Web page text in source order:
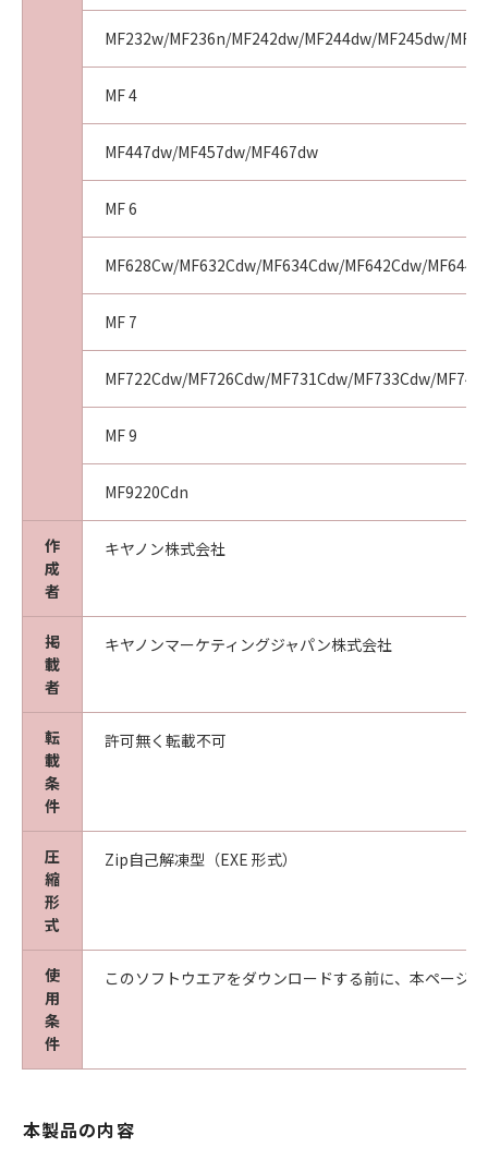
されない全ての損害をいいます。）について
も、一切の責任を負わないものとします。
約法に定める消費者契約に該当する場合であっ
て、「許諾ソフトウェア」の動作が実質的に仕
様に不一致の場合についてのキヤノン、キヤノ
ンの子会社、それらの販売代理店または販売店
並びにキヤノンのライセンサーのすべての責任
およびお客様の唯一の救済は、前項の規定にか
かわらず、当該不一致により生じた問題を解決
するための対応策の提示、対応策の実施または
「許諾ソフトウェア」の修正版の作成および提
れらの販売代理店または販売店並びにキヤノン
のライセンサーは、お客様による「許諾ソフト
ていない方法による使用が原因で当該問題が生
じた場合、前記の責任を負いません。ただし、
お客様とキヤノンとの間の本契約が消費者契約
法に定める消費者契約に該当する場合であっ
て、キヤノン、キヤノンの子会社、それらの販
売代理店または販売店並びにキヤノンのライセ
ンサーの故意または重過失による債務不履行ま
たは不法行為に起因して「許諾ソフトウェア」
に関しお客様に生じた損害については、本項は
適用されないものとします。
(5) キヤノン、キヤノンの子会社、それらの販売
代理店および販売店、並びにキヤノンのライセ
ンサーは、「許諾ソフトウェア」の使用に起因
または関連してお客様と第三者との間に生じる
いかなる紛争についても、一切責任を負わない
ものとします。
５．サポートおよびアップデート
キヤノン、キヤノンの子会社、それらの販売
代理店および販売店、並びにキヤノンのライセ
ンサーは、「許諾ソフトウェア」のメンテナン
スおよびお客様による「許諾ソフトウェア」の
使用の支援、並びに「許諾ソフトウェア」に対
するアップデート、バグの修正またはサポート
の提供について、いかなる責任を負うものでも
MF232w/MF236n/MF242dw/MF244dw/MF245dw/
MF 4
MF447dw/MF457dw/MF467dw
MF 6
MF628Cw/MF632Cdw/MF634Cdw/MF642Cdw/
MF 7
MF722Cdw/MF726Cdw/MF731Cdw/MF733Cdw/
MF 9
MF9220Cdn
作
成
者
キヤノン株式会社
掲
載
者
キヤノンマーケティングジャパン株式会社
転
載
条
件
許可無く転載不可
圧
縮
形
式
Zip自己解凍型（EXE 形式）
使
用
条
件
このソフトウエアをダウンロードする前に、本ページ
本製品の内容